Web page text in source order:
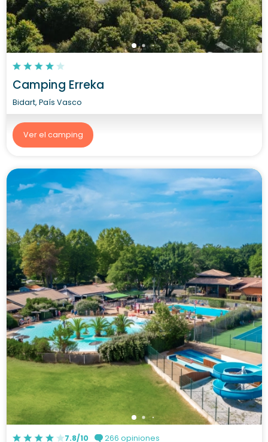
Camping Erreka
Bidart, País Vasco
Ver el camping
7.8/10 266 opiniones